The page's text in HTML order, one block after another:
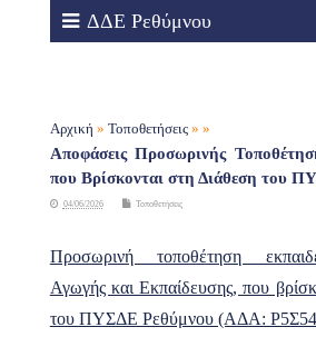
ΔΔΕ Ρεθύμνου
Αρχική » Τοποθετήσεις» »
Αποφάσεις Προσωρινής
που Βρίσκονται στη Διάθεση του
04/06/2026 Τοποθετήσεις
Προσωρινή τοποθέτηση
Αγωγής και Εκπαίδευσης, που
του ΠΥΣΔΕ Ρεθύμνου (ΑΔΑ: